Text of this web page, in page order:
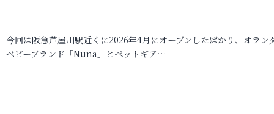
今回は阪急芦屋川駅近くに2026年4月にオープンしたばかり、オラン
ベビーブランド「Nuna」とペットギア…